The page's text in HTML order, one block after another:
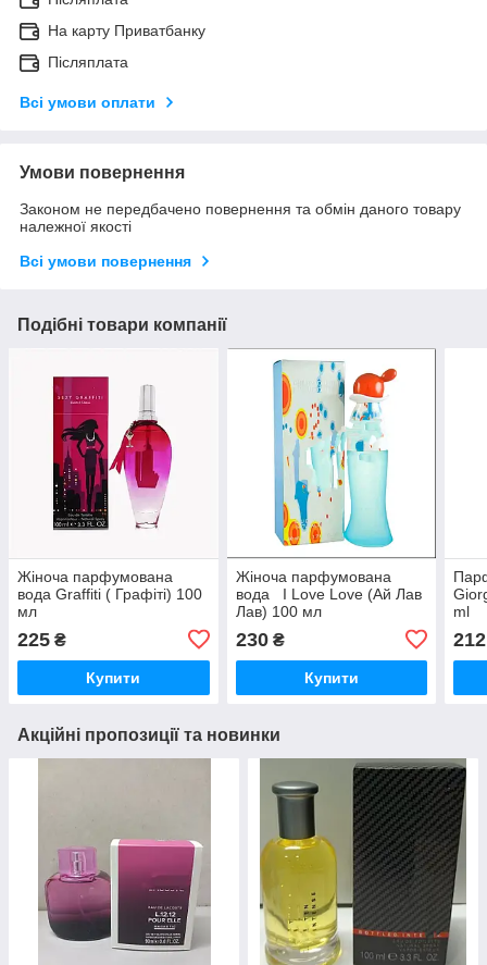
На карту Приватбанку
Післяплата
Всі умови оплати
Умови повернення
Законом не передбачено повернення та обмін даного товару
належної якості
Всі умови повернення
Подібні товари компанії
Жіноча парфумована
вода Graffiti ( Графіті) 100
мл
225 ₴
Купити
Жіноча парфумована
вода I Love Love (Ай Лав
Лав) 100 мл
230₴
Купити
ml
212
Акційні пропозиції та новинки